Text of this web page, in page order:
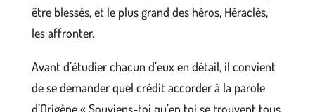
être blessés, et le plus grand des héros, Héraclès,
les affronter.
Avant d’étudier chacun d’eux en détail, il convient
de se demander quel crédit accorder à la parole
d’Origène « Souviens-toi qu’en toi se trouvent tous